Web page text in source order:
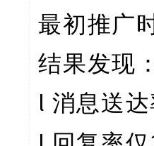
最初推广
结果发现
l 消息送